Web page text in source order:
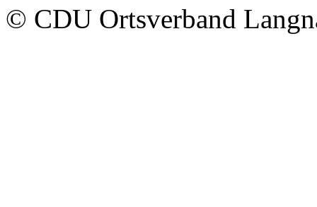
© CDU Ortsverband